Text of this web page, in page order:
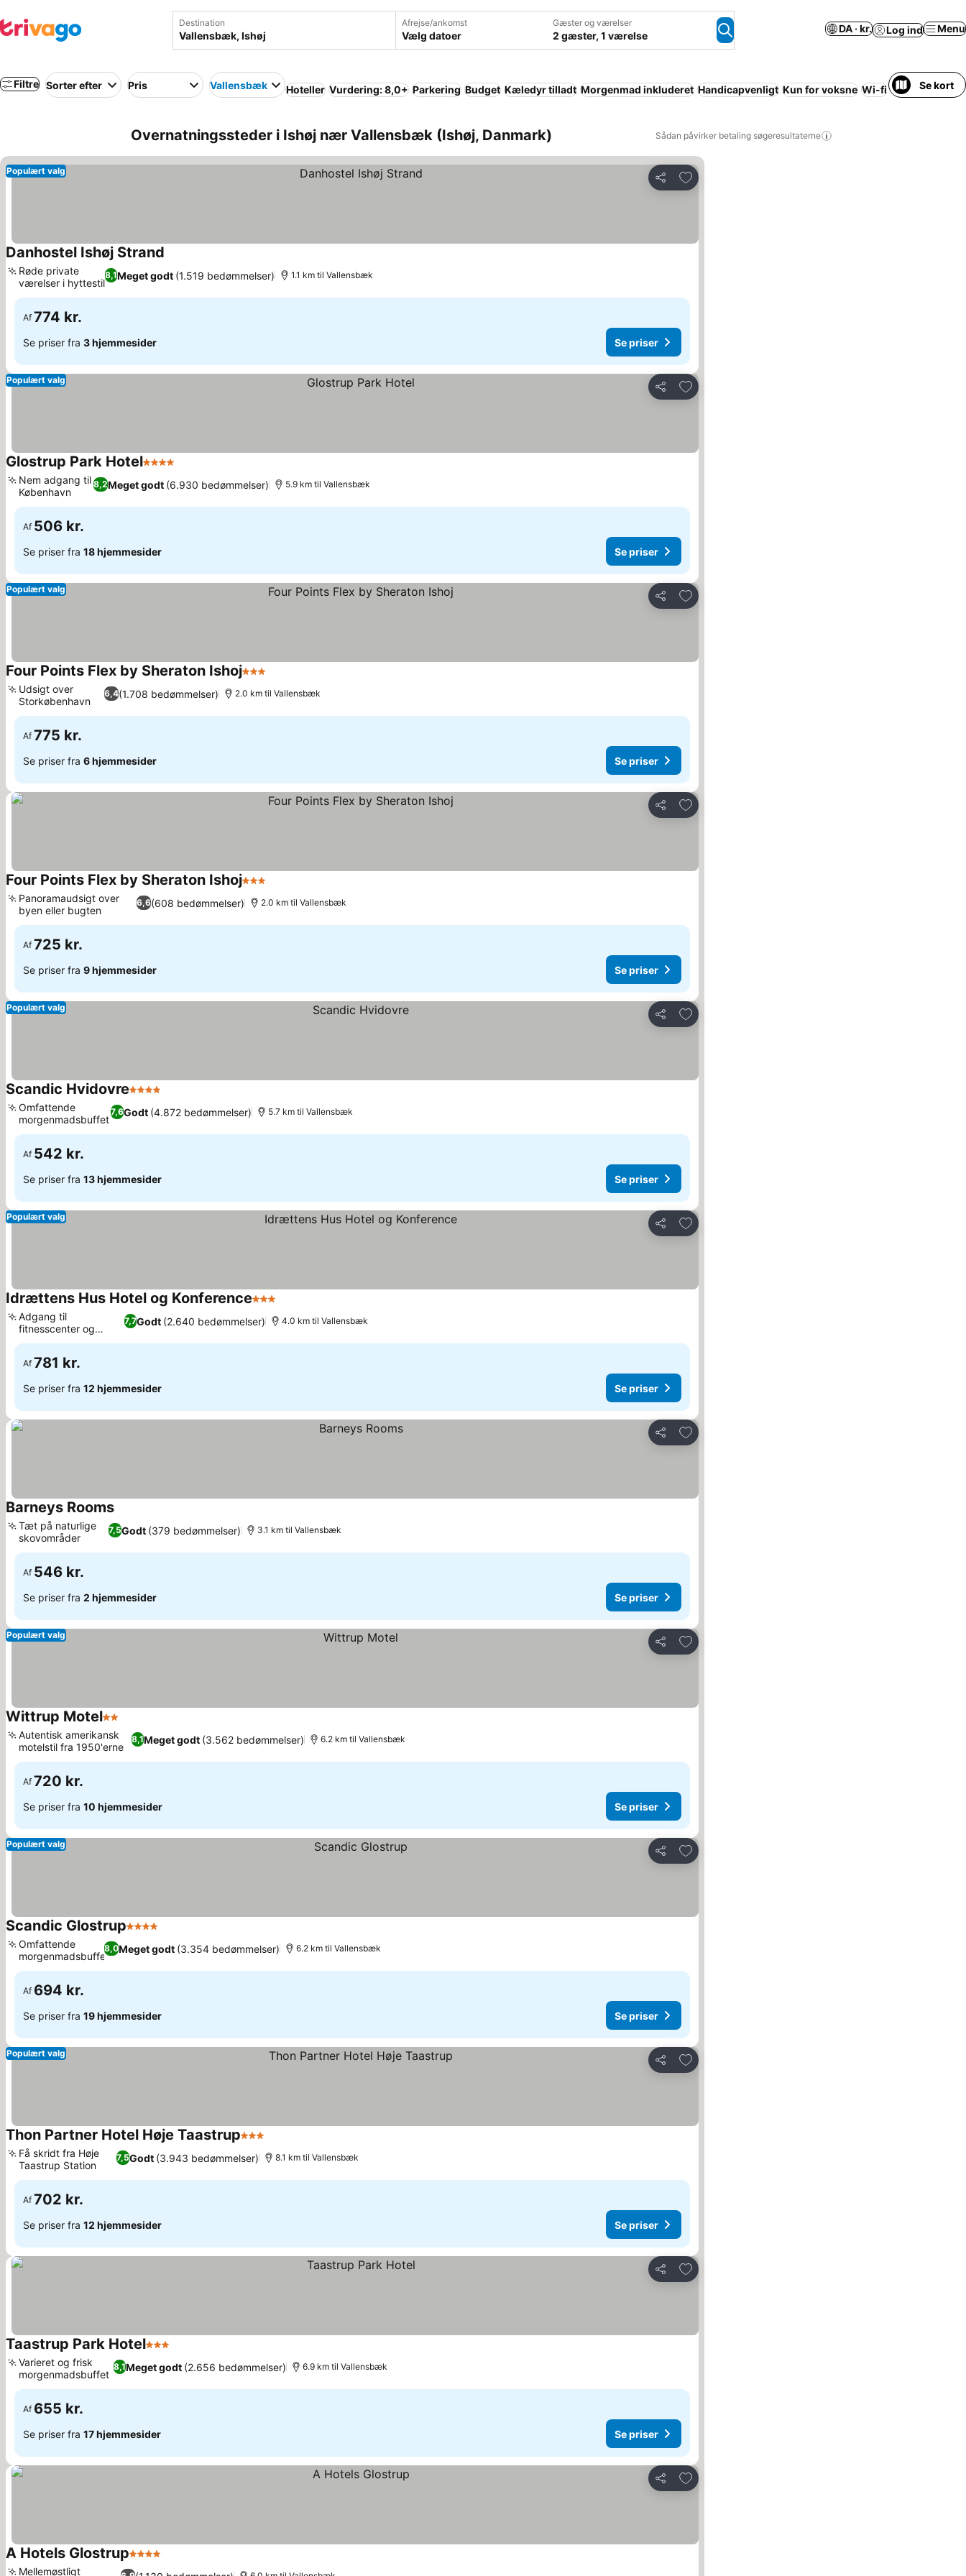
Destination Afrejse/ankomst
Vælg datoer
Gæster og værelser
2 gæster, 1 værelse
DA · kr. Log ind Menu
Filtre Sorter efter Pris Vallensbæk Hoteller Vurdering: 8,0+ Parkering Budget Kæledyr tilladt Morgenmad inkluderet Handicapvenligt Kun for voksne Wi-fi GratisSe kort
Overnatningssteder i Ishøj nær Vallensbæk (Ishøj, Danmark) Sådan påvirker betaling søgeresultaterne
Del
Føj til favoritter
Populært valg
Danhostel Ishøj Strand
8,1Meget godt (1.519 bedømmelser)
Røde private
værelser i hyttestil
1.1 km til Vallensbæk
Af 774 kr.
Se priser fra 3 hjemmesider Se priser
Del
Føj til favoritter
Populært valg
Glostrup Park Hotel4 Stjerner
8,2Meget godt (6.930 bedømmelser)
Nem adgang til
København
5.9 km til Vallensbæk
Af 506 kr.
Se priser fra 18 hjemmesider Se priser
Del
Føj til favoritter
Populært valg
Four Points Flex by Sheraton Ishoj3 Stjerner
6,4(1.708 bedømmelser)
Udsigt over
Storkøbenhavn
2.0 km til Vallensbæk
Af 775 kr.
Se priser fra 6 hjemmesider Se priser
Del
Føj til favoritter
Four Points Flex by Sheraton Ishoj3 Stjerner
6,6(608 bedømmelser)
Panoramaudsigt over
byen eller bugten
2.0 km til Vallensbæk
Af 725 kr.
Se priser fra 9 hjemmesider Se priser
Del
Føj til favoritter
Populært valg
Scandic Hvidovre4 Stjerner
7,6Godt (4.872 bedømmelser)
Omfattende
morgenmadsbuffet
5.7 km til Vallensbæk
Af 542 kr.
Se priser fra 13 hjemmesider Se priser
Del
Føj til favoritter
Populært valg
Idrættens Hus Hotel og Konference3 Stjerner
7,7Godt (2.640 bedømmelser)
Adgang til
fitnesscenter og
dampbad
4.0 km til Vallensbæk
Af 781 kr.
Se priser fra 12 hjemmesider Se priser
Del
Føj til favoritter
Barneys RoomsSe priser
7,5Godt (379 bedømmelser)
Tæt på naturlige
skovområder
3.1 km til Vallensbæk
Af 546 kr.
Se priser fra 2 hjemmesider Se priser
Del
Føj til favoritter
Populært valg
Wittrup Motel2 Stjerner
8,1Meget godt (3.562 bedømmelser)
Autentisk amerikansk
motelstil fra 1950'erne
6.2 km til Vallensbæk
Af 720 kr.
Se priser fra 10 hjemmesider Se priser
Del
Føj til favoritter
Populært valg
Scandic Glostrup4 Stjerner
8,0Meget godt (3.354 bedømmelser)
Omfattende
morgenmadsbuffet
6.2 km til Vallensbæk
Af 694 kr.
Se priser fra 19 hjemmesider Se priser
Del
Føj til favoritter
Populært valg
Thon Partner Hotel Høje Taastrup3 Stjerner
7,5Godt (3.943 bedømmelser)
Få skridt fra Høje
Taastrup Station
8.1 km til Vallensbæk
Af 702 kr.
Se priser fra 12 hjemmesider Se priser
Del
Føj til favoritter
Taastrup Park Hotel3 Stjerner
8,1Meget godt (2.656 bedømmelser)
Varieret og frisk
morgenmadsbuffet
6.9 km til Vallensbæk
Af 655 kr.
Se priser fra 17 hjemmesider Se priser
Del
Føj til favoritter
A Hotels Glostrup4 Stjerner
Mellemøstligt